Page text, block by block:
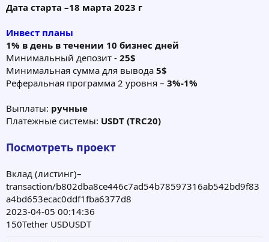
Дата старта –18 марта 2023 г
Инвест планы
1% в день в течении 10 бизнес дней
Минимальный депозит - 25$
Минимальная сумма для вывода 5$
Реферальная программа 2 уровня – 3%-1%
Выплаты: ручные
Платежные системы: USDT (TRC20)
Посмотреть проект
Вклад (листинг)–
transaction/b802dba8ce446c7ad54b78597316ab542bd9f83
a4bd653ecac0ddf1fba6377d8
2023-04-05 00:14:36
150Tether USDUSDT